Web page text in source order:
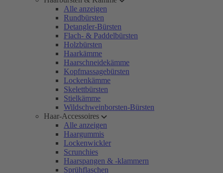
Alle anzeigen
Rundbürsten
Detangler-Bürsten
Flach- & Paddelbürsten
Holzbürsten
Haarkämme
Haarschneidekämme
Kopfmassagebürsten
Lockenkämme
Skelettbürsten
Stielkämme
Wildschweinborsten-Bürsten
Haar-Accessoires
Alle anzeigen
Haargummis
Lockenwickler
Scrunchies
Haarspangen & -klammern
Sprühflaschen